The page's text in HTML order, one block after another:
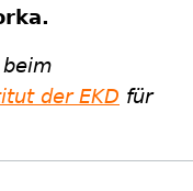
der EKD für